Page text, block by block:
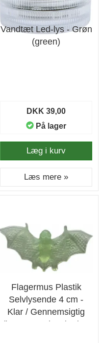
Vandtæt Led-lys - Grøn
(green)
DKK 39,00
På lager
Læg i kurv
Læs mere »
Flagermus Plastik
Selvlysende 4 cm -
Klar / Gennemsigtig
(bat 4 cm Glow-in-the-